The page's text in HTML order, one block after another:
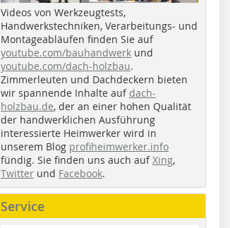
Videos von Werkzeugtests,
Handwerkstechniken, Verarbeitungs- und
Montageabläufen finden Sie auf
youtube.com/bauhandwerk und
youtube.com/dach-holzbau.
Zimmerleuten und Dachdeckern bieten
wir spannende Inhalte auf dach-
holzbau.de, der an einer hohen Qualität
der handwerklichen Ausführung
interessierte Heimwerker wird in
unserem Blog profiheimwerker.info
fündig. Sie finden uns auch aufXing,
Twitter und Facebook.
Service